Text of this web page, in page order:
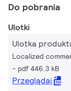
Do pobrania
Ulotki
Ulotka
Localized
pdf 446.3 kB
Przeglądaj